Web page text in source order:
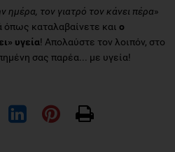
ημέρα, τον γιατρό τον κάνει πέρα»
όπως καταλαβαίνετε και ο
υγεία! Απολαύστε τον λοιπόν, στο
σας παρέα... με υγεία!